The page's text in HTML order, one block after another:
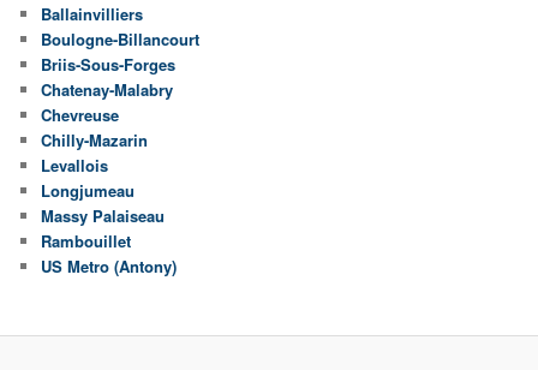
Ballainvilliers
Boulogne-Billancourt
Briis-Sous-Forges
Chatenay-Malabry
Chevreuse
Chilly-Mazarin
Levallois
Longjumeau
Massy Palaiseau
Rambouillet
US Metro (Antony)